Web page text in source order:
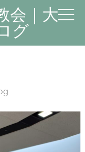
会｜大
グ